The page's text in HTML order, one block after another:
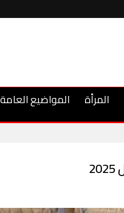
المرأة المواضيع العامة